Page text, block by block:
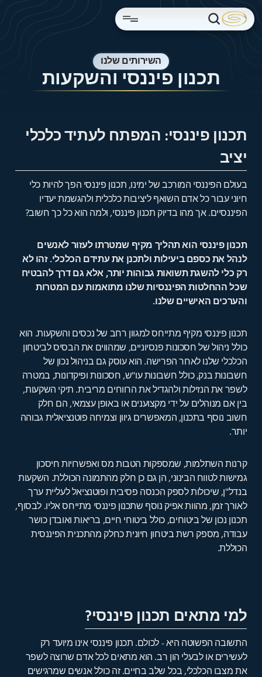
השירותים שלנו
תכנון פיננסי והשקעות
תכנון פיננסי: המפתח לעתיד כלכלי
יציב
בעולם הפיננסי המורכב של ימינו, תכנון פיננסי הפך להיות כלי
חיוני עבור כל אדם השואף ליציבות כלכלית ולהגשמת יעדיו
הפיננסיים. אך מהו בדיוק תכנון פיננסי, ולמה הוא כל כך חשוב?
תכנון פיננסי הוא תהליך מקיף שמטרתו לעזור לאנשים
לנהל את כספם ביעילות ולתכנן את עתידם הכלכלי. זהו לא
רק כלי להשגת תשואות גבוהות יותר, אלא גם דרך להבטיח
שכל ההחלטות הפיננסיות שלנו מתואמות עם המטרות
והערכים האישיים שלנו.
תכנון פיננסי מקיף מתייחס למגוון רחב של נכסים והשקעות. הוא
כולל ניהול של חסכונות פנסיוניים, שמהווים את הבסיס לביטחון
הכלכלי שלנו לאחר הפרישה. הוא עוסק גם בניהול נכון של
חשבונות בנק, כולל חשבונות עו"ש, חסכונות ופיקדונות, במטרה
לשפר את הנזילות ולהגדיל את הרווחים מריבית. תיקי השקעות,
בין אם מנוהלים על ידי מקצוענים או באופן עצמאי, הם חלק
חשוב נוסף בתכנון, המאפשרים גיוון וצמיחה פוטנציאלית גבוהה
יותר.
קרנות השתלמות, שמספקות הטבות מס ואפשרויות חיסכון
גמישות לטווח הבינוני, הן גם כן חלק מהתמונה הכוללת. השקעות
בנדל"ן, שיכולות לספק הכנסה פסיבית ופוטנציאל לעליית ערך
לאורך זמן, מהוות אפיק נוסף שתכנון פיננסי מתייחס אליו. לבסוף,
תכנון נכון של ביטוחים, כולל ביטוחי חיים, בריאות ואובדן כושר
עבודה, מספק רשת ביטחון חיונית כחלק מהתכנית הפיננסית
הכוללת.
למי מתאים תכנון פיננסי?
התשובה הפשוטה היא - לכולם. תכנון פיננסי אינו מיועד רק
לעשירים או לבעלי הון רב. הוא מתאים לכל אדם שרוצה לשפר
את מצבו הכלכלי, בכל שלב בחיים. זה כולל אנשים שמרגישים